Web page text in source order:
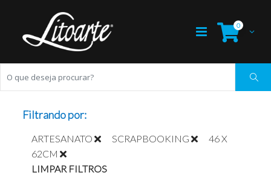
0
Filtrando por:
ARTESANATO SCRAPBOOKING
46 X
62CM
LIMPAR FILTROS